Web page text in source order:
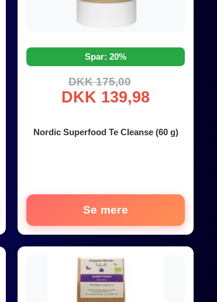
Spar: 20%
DKK 175,00
DKK 139,98
Nordic Superfood Te Cleanse (60 g)
Se mere